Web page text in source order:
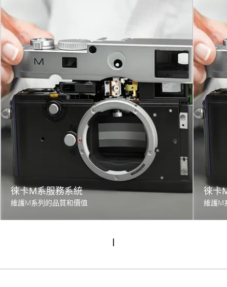
徠卡M系服務系統
維護M系列的品質和價值
徠卡
維護M